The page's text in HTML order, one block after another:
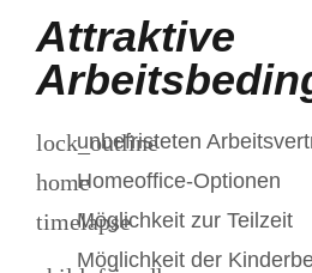
Attraktive
unbefristeten
Homeoffice-Optionen
Möglichkeit zur Teilzeit
Möglichkeit der